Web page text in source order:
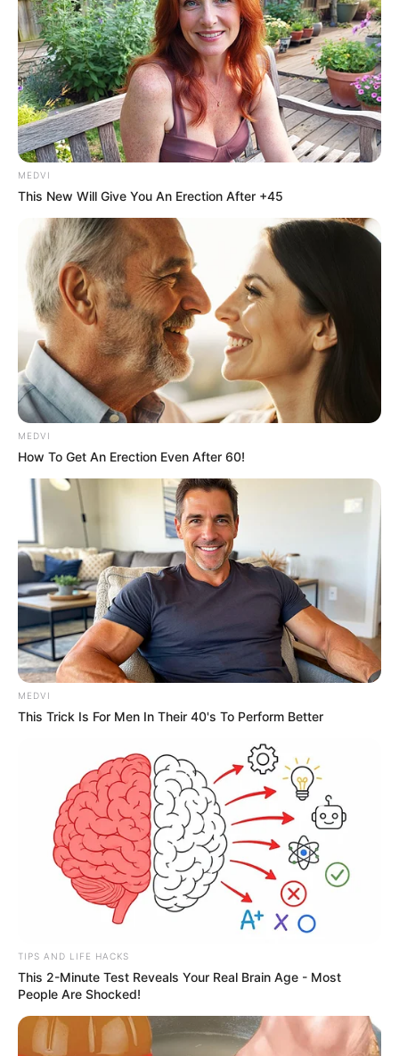
Há80 cidades com risco potencial no Ceará
Foto:
JASB.com.br
Fortaleza e mais 80 cidades do CE podem sofrer com chuvas
intensas e ventos até terça.
Publicado noJASB em
24.fevereiro.2026.Atualizadoem 25.fevereiro.2026.
WhatsApp: Rede do JASB |OInstituto Nacional de Meteorologia
(Inmet)emitiu um alerta de perigo potencial (aviso amarelo) que
-ad3
🌧️Aviso meteorológico para início da semana no Ceará
Até a noite de terça-feira (24), com previsão de chuva intensa e
Previsão de chuva e velocidade do vento
De acordo com os avisos emitidos,
as precipitações podem
atingir entre 20 mm a 30 mm por hora ou até 50 mmao longo do
dia, enquanto os ventos podem alcançar 40 km/h a 60 km/h em
áreas das regiões Litoral,Maciço de Baturité, Sertão e Cariri
Há possibilidade de risco de corte de energia elétrica e queda de
galhos de árvores.
MEDVI
This New Will Give You An Erection After +45
MEDVI
How To Get An Erection Even After 60!
MEDVI
This Trick Is For Men In Their 40's To Perform Better
TIPS AND LIFE HACKS
This 2-Minute Test Reveals Your Real Brain Age - Most
People Are Shocked!